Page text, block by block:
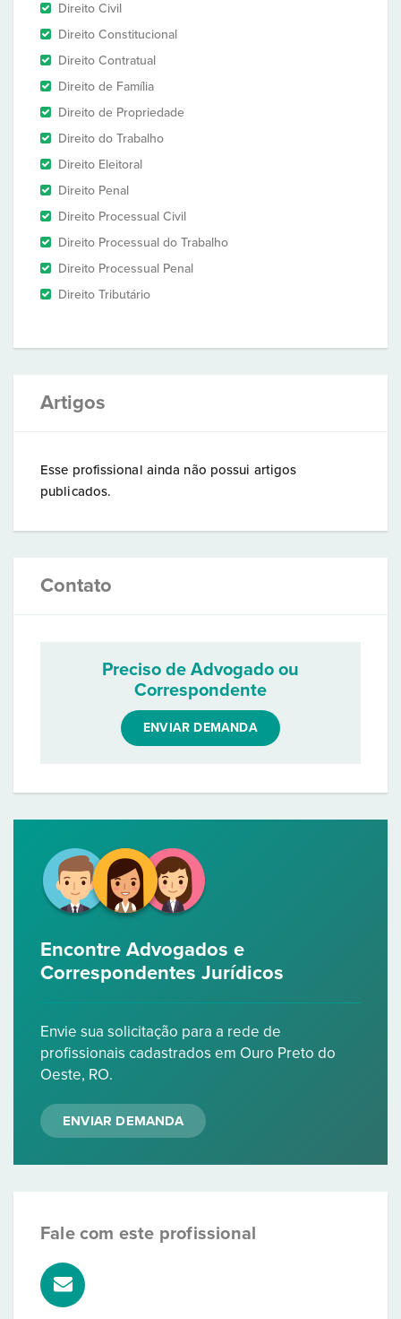
Direito Civil
Direito Constitucional
Direito Contratual
Direito de Família
Direito de Propriedade
Direito do Trabalho
Direito Eleitoral
Direito Penal
Direito Processual Civil
Direito Processual do Trabalho
Direito Processual Penal
Direito Tributário
Artigos
Esse profissional ainda não possui artigos
publicados.
Contato
Preciso de Advogado ou
Correspondente
ENVIAR DEMANDA
Encontre Advogados e
Correspondentes Jurídicos
Envie sua solicitação para a rede de
profissionais cadastrados em Ouro Preto do
Oeste, RO.
ENVIAR DEMANDA
Fale com este profissional